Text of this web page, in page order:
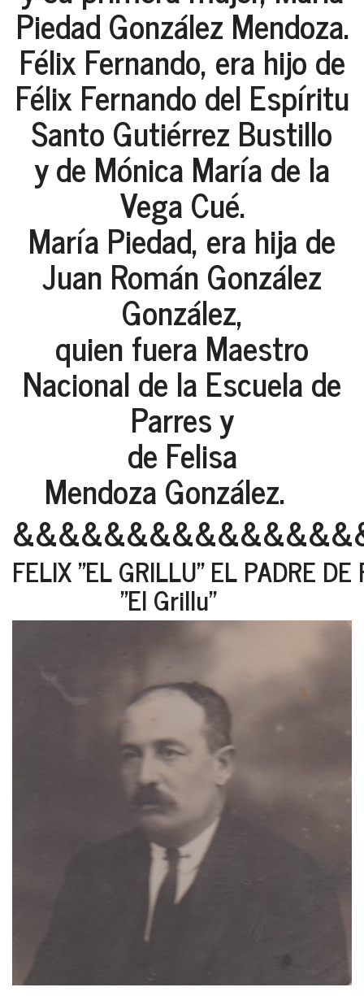
Piedad González Mendoza.
Félix Fernando, era hijo de
Félix Fernando del Espíritu
Santo Gutiérrez Bustillo
y de Mónica María de la
Vega Cué.
María Piedad, era hija de
Juan Román González
González,
quien fuera Maestro
Nacional de la Escuela de
Parres y
de Felisa
Mendoza González.
FELIX "EL GRILLU" EL PADRE DE
"El Grillu"